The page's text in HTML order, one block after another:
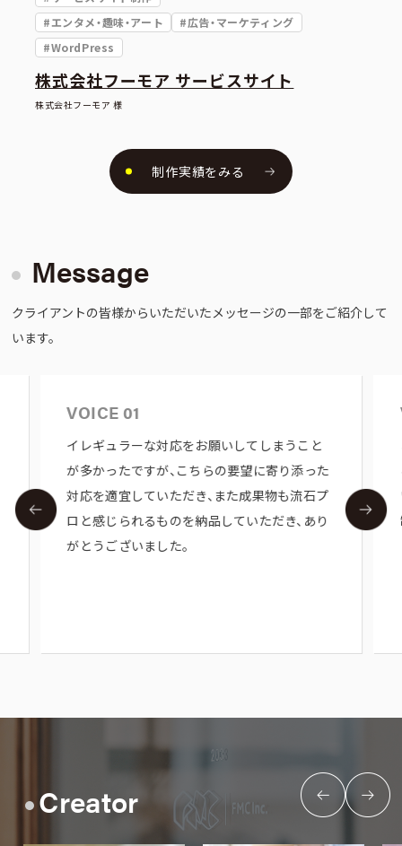
#エンタメ・趣味・アート
#広告・マーケティング
#WordPress
株式会社フーモア サービスサイト
株式会社フーモア 様
制作実績をみる
Message
クライアントの皆様からいただいたメッセージの一部をご紹介して
います。
VOICE 01
イレギュラーな対応をお願いしてしまうこと
が多かったですが、こちらの要望に寄り添った
対応を適宜していただき、また成果物も流石プ
ロと感じられるものを納品していただき、あり
がとうございました。
Creator